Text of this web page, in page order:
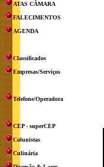
ATAS CÂMARA
FALECIMENTOS
AGENDA
Classificados
Empresas/Serviços
Telefone/Operadora
CEP - superCEP
Colunistas
Culinária